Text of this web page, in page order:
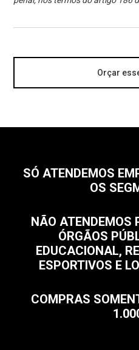
Orçar
SÓ ATENDEMOS
OS
NÃO ATENDEMOS
ÓRGÃOS
EDUCACIONAL,
ESPORTIVOS E
COMPRAS